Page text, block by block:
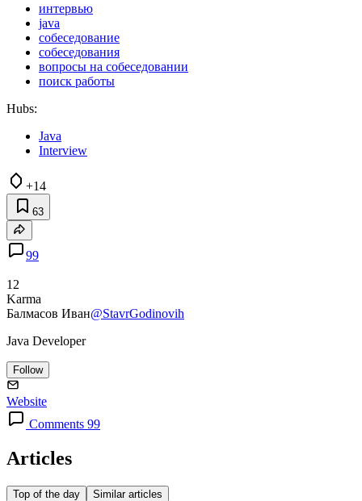
интервью
java
собеседование
собеседования
вопросы на собеседовании
поиск работы
Hubs:
Java
Interview
+14
63
99
12
Karma
Балмасов Иван@StavrGodinovih
Java Developer
Follow
Website
Comments 99
Articles
Top of the day Similar articles